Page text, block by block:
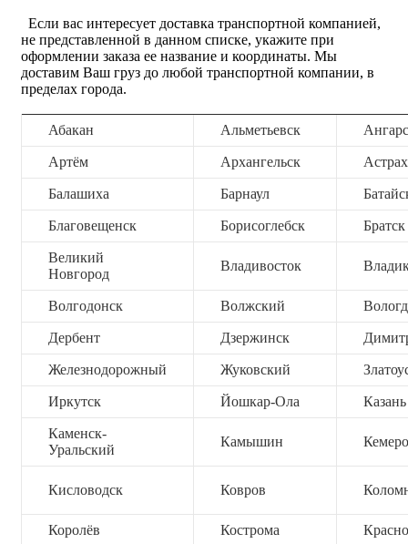
Если вас интересует доставка транспортной компанией,
не представленной в данном списке, укажите при
оформлении заказа ее название и координаты. Мы
доставим Ваш груз до любой транспортной компании, в
пределах города.
Абакан Альметьевск
Артём Архангельск
Балашиха Барнаул
Благовещенск Борисоглебск Братск
Великий
Новгород
Владивосток
Волгодонск Волжский
Дербент Дзержинск
Железнодорожный Жуковский
Иркутск Йошкар-Ола Казань
Каменск-
Уральский
Камышин
Кисловодск Ковров
Королёв Кострома